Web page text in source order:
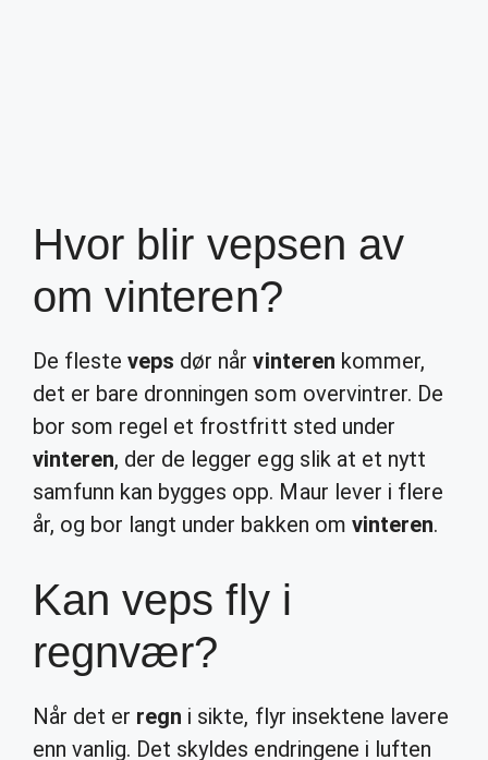
Hvor blir vepsen av
om vinteren?
De flesteveps dør nårvinteren kommer,
det er bare dronningen som overvintrer. De
bor som regel et frostfritt sted under
vinteren, der de legger egg slik at et nytt
samfunn kan bygges opp. Maur lever i flere
år, og bor langt under bakken om vinteren.
Kan veps fly i
regnvær?
Når det er regn i sikte, flyr insektene lavere
enn vanlig. Det skyldes endringene i luften